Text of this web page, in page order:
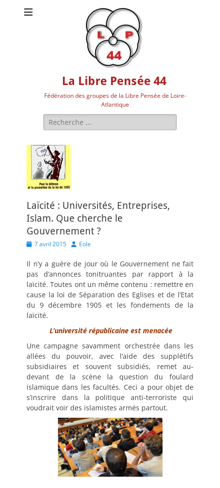
La Libre Pensée 44
Fédération des groupes de la Libre Pensée de Loire-
Atlantique
Rechercher :
Laïcité : Universités, Entreprises,
Islam. Que cherche le
Gouvernement ?
Posted
7 avril 2015 Author
Eole
Il n’y a guère de jour où le Gouvernement ne fait
pas d’annonces tonitruantes par rapport à la
laïcité. Toutes ont un même contenu : remettre en
cause la loi de Séparation des Eglises et de l’Etat
du 9 décembre 1905 et les fondements de la
laïcité.
L’université républicaine est menacée
Une campagne savamment orchestrée dans les
allées du pouvoir, avec l’aide des supplétifs
subsidiaires et souvent subsidiés, remet au-
devant de la scène la question du foulard
islamique dans les facultés. Ceci a pour objet de
s’inscrire dans la politique anti-terroriste qui
voudrait voir des islamistes armés partout.